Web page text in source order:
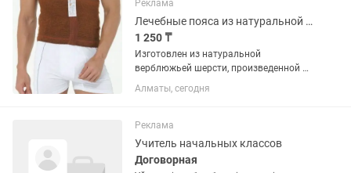
Реклама
Лечебные пояса из натуральной верблюжьей шерсти!
1 250 ₸
Изготовлен из натуральной
верблюжьей шерсти, произведенной в
Турции, Иран и в Узбекистане..
Лечебный пояс, наколенники и носки!!!
Эффективный лечебный эффект
пояса,...
Алматы, сегодня
Реклама
Учитель начальных классов
Договорная